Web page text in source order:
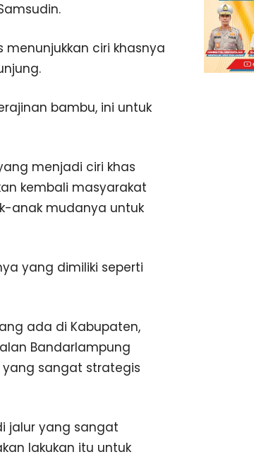
ciri khasnya
bambu, ini untuk
menjadi ciri khas
kembali masyarakat
anak mudanya untuk
yang dimiliki seperti
ada di Kabupaten,
Bandarlampung
sangat strategis
jalur yang sangat
lakukan itu untuk